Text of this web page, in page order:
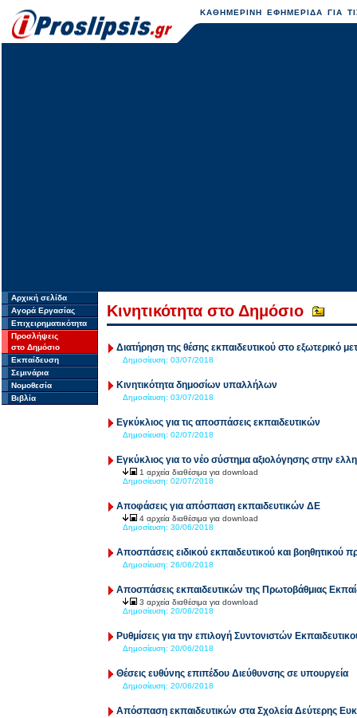
ΚΑΘΗΜΕΡΙΝΗ ΕΦΗΜΕΡΙΔΑ ΓΙΑ
Αρχική σελίδα
Αγορά Εργασίας
Επιχειρηματικότητα
Προσλήψεις
στο Δημόσιο
Εκπαίδευση
Σεμινάρια
Νομοθεσία
Βιβλία
Κινητικότητα στο Δημόσιο
Διατήρηση της θέσης εκπαιδευτικού στο εξωτερικό
Δημοσίευση: 03/07/2018
Κινητικότητα δημοσίων υπαλλήλων
Δημοσίευση: 03/07/2018
Εγκύκλιος για τις αποσπάσεις εκπαιδευτικών
Δημοσίευση: 02/07/2018
Εγκύκλιος για το νέο σύστημα αξιολόγησης στην
1 αρχεία διαθέσιμα για download
Δημοσίευση: 02/07/2018
Αποφάσεις για απόσπαση εκπαιδευτικών ΔΕ
4 αρχεία διαθέσιμα για download
Δημοσίευση: 30/06/2018
Αποσπάσεις ειδικού εκπαιδευτικού και βοηθητικού
Δημοσίευση: 26/06/2018
Αποσπάσεις εκπαιδευτικών της Πρωτοβάθμιας
3 αρχεία διαθέσιμα για download
Δημοσίευση: 20/06/2018
Ρυθμίσεις για την επιλογή Συντονιστών
Δημοσίευση: 20/06/2018
Θέσεις ευθύνης επιπέδου Διεύθυνσης σε υπουργεία
Δημοσίευση: 20/06/2018
Απόσπαση εκπαιδευτικών στα Σχολεία Δεύτερης